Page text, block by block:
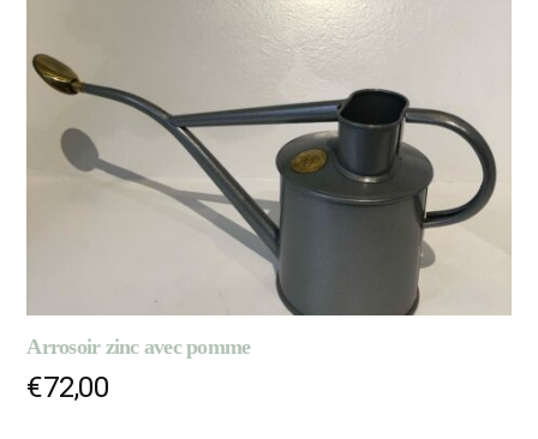
Arrosoir zinc avec pomme
€72,00